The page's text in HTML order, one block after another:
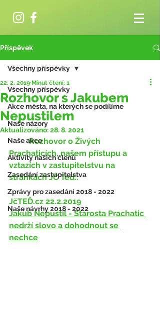
Příspěvek
Všechny příspěvky
Akce města, na kterých se podílíme
Naše názory
Naše akce
Aktivity našich členů
Zasedání zastupitelstva
Zprávy pro zasedání 2018 - 2022
Naše návrhy 2018 - 2022
Všechny příspěvky
Rozhovor s Jakubem
Nepustilem
22. 2. 2019 Minut čtení: 1
Aktualizováno:28. 8. 2021
	Rozhovor o Živých
Prachaticích, našem přístupu a
vztazích v zastupitelstvu na
stránkách JČ Teď.:
JčTEĎ.cz 22.2.2019
Jakub Nepustil - Starosta Prachatic
nedrží slovo a dohodnout se
nechce